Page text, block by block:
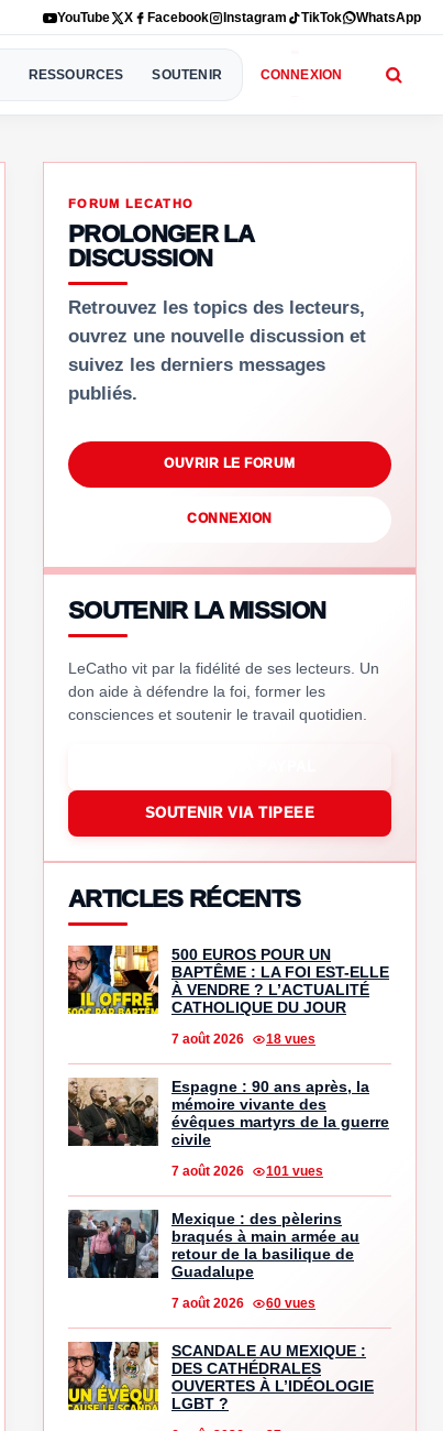
YouTube X Facebook Instagram TikTok WhatsApp
RESSOURCES SOUTENIR CONNEXION
FORUM LECATHO
PROLONGER LA
DISCUSSION
Retrouvez les topics des lecteurs,
ouvrez une nouvelle discussion et
suivez les derniers messages
publiés.
OUVRIR LE FORUM
CONNEXION
SOUTENIR LA MISSION
LeCatho vit par la fidélité de ses lecteurs. Un
don aide à défendre la foi, former les
consciences et soutenir le travail quotidien.
SOUTENIR VIA TIPEEE
ARTICLES RÉCENTS
500 EUROS POUR UN
BAPTÊME : LA FOI EST-ELLE
À VENDRE ? L’ACTUALITÉ
CATHOLIQUE DU JOUR
7 août 2026 18 vues
Espagne : 90 ans après, la
mémoire vivante des
évêques martyrs de la guerre
civile
7 août 2026 101 vues
Mexique : des pèlerins
braqués à main armée au
retour de la basilique de
Guadalupe
7 août 2026 60 vues
SCANDALE AU MEXIQUE :
DES CATHÉDRALES
OUVERTES À L’IDÉOLOGIE
LGBT ?